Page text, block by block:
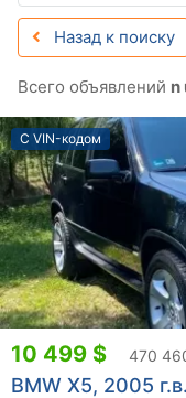
Назад к поиску
Всего объявлений n
С VIN-кодом
10 499 $ 470
BMW X5, 2005 г.в.